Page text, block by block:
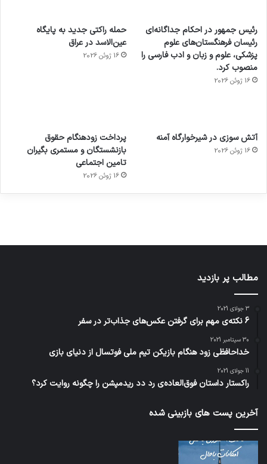
رئیس جمهور در احکام جداگانه‌ای
رئیسان فرهنگستان‌های علوم
پزشکی، علوم و زبان و ادب فارسی را
منصوب کرد.
16 ژوئن 2026
حمله راکتی جدید به پایگاه
عین‌الاسد در عراق
16 ژوئن 2026
آتش سوزی در شیرخوارگاه آمنه
16 ژوئن 2026
پرداخت زودهنگام حقوق
بازنشستگان و مستمری بگیران
تامین اجتماعی
16 ژوئن 2026
برای
کشف
توسط
مجازی
…
ساعت
هوشمند
با طعم
توسط
ژاکت
در
های
2023
توسط
مطالب پر بازدید
3 جولای 2021
6 نکته‌ی مهم برای گرفتن عکس‌های جذاب‌تر در سفر
30 سپتامبر 2021
خداحافظی زود هنگام بازیکن تیم ملی فوتسال از دنیای بازی
11 جولای 2021
راکستار داستان فوق‌العاده‌ی رد دد ریدمپشن را چگونه روایت کرد؟
آخرین پست های بازبینی شده